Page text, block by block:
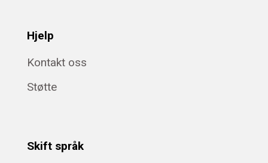
Hjelp
Kontakt oss
Støtte
Skift språk